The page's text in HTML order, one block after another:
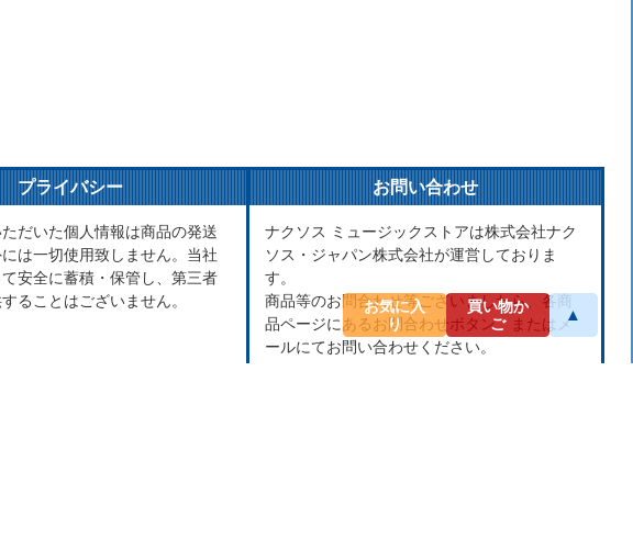
プライバシー
だいた個人情報は商品の発送
は一切使用致しません。当社
安全に蓄積・保管し、第三者
ることはございません。
お問い合わせ
ナクソス ミュージックストアは株式会社ナク
ソス・ジャパン株式会社が運営しておりま
す。
商品等のお問合わせ等ございましたら、各商
品ページにあるお問合わせボタン、またはメ
ールにてお問い合わせください。
お気に入
り
買い物か
ご
▲